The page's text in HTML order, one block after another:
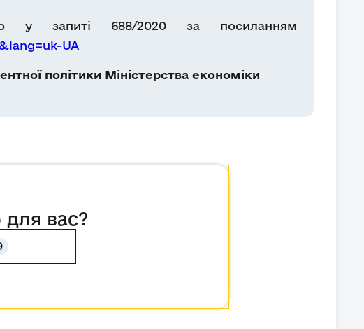
у запиті 688/2020 за посиланням
UA
політики Міністерства економіки
вас?